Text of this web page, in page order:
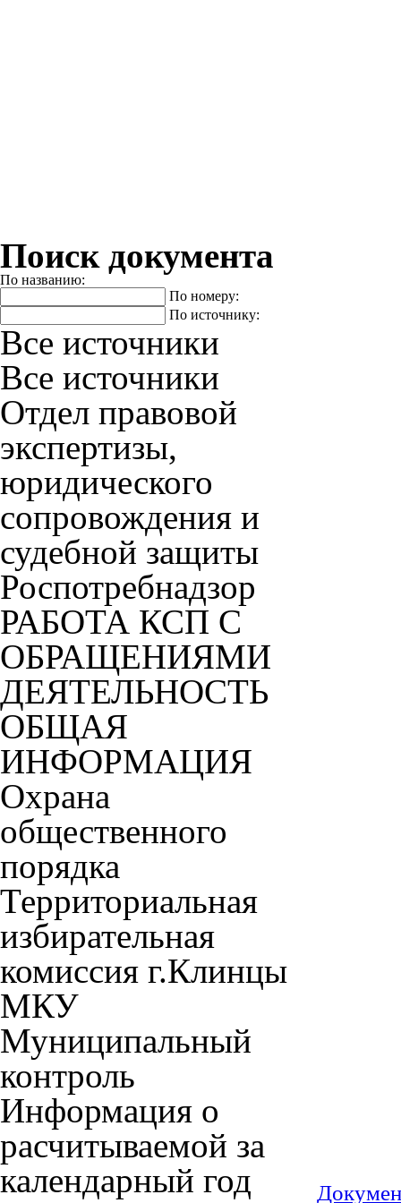
Поиск документа
По названию:
По номеру:
По источнику:
Все источники
Все источники
Отдел правовой
экспертизы,
юридического
сопровождения и
судебной защиты
Роспотребнадзор
РАБОТА КСП С
ОБРАЩЕНИЯМИ
ДЕЯТЕЛЬНОСТЬ
ОБЩАЯ
ИНФОРМАЦИЯ
Охрана
общественного
порядка
Территориальная
избирательная
комиссия г.Клинцы
МКУ
Муниципальный
контроль
Информация о
расчитываемой за
календарный год